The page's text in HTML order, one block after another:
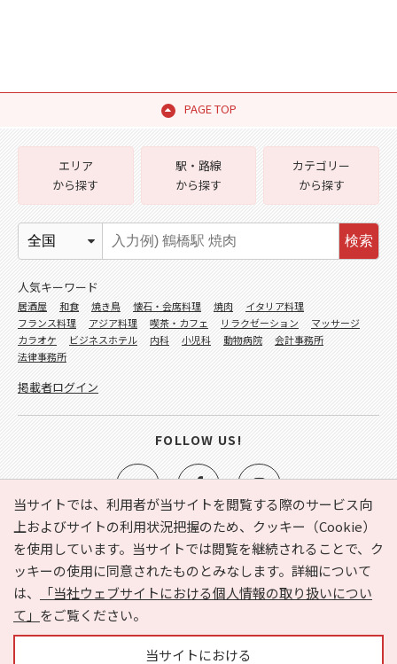
PAGE TOP
当サイトでは、利用者が当サイトを閲覧する際のサービス向
上およびサイトの利用状況把握のため、クッキー（Cookie）
を使用しています。当サイトでは閲覧を継続されることで、ク
ッキーの使用に同意されたものとみなします。詳細について
は、
「当社ウェブサイトにおける個人情報の取り扱いについ
て」 をご覧ください。
当サイトにおける
e-NAVITA（イーナビタ）とは？ お気に入り
ヘルプ
利用規約
個人情報の取り扱いについて
運営会社
サイトマップ
広告掲載に関するお問い合わせ
エリア
から探す
駅・路線
から探す
カテゴリー
から探す
検索
人気キーワード
居酒屋 和食 焼き鳥 懐石・会席料理 焼肉
イタリア料理
フランス料理
アジア料理 喫茶・カフェ リラクゼーション
マッサージ
カラオケ
ビジネスホテル 内科 小児科 動物病院
会計事務所
法律事務所
掲載者ログイン
FOLLOW US!